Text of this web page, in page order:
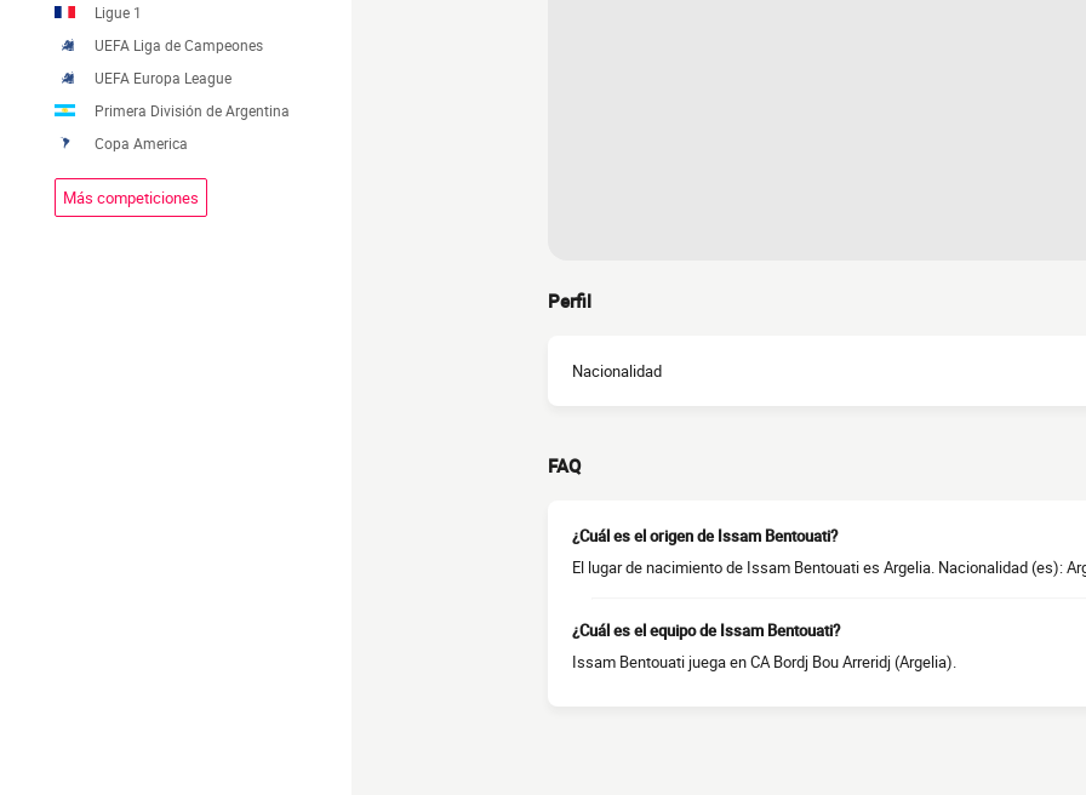
Ligue 1
UEFA Liga de Campeones
UEFA Europa League
Primera División de Argentina
Copa America
Más competiciones
Perfil
Nacionalidad
FAQ
¿Cuál es el origen de Issam Bentouati?
El lugar de nacimiento de Issam Bentouati es Argelia. Nacionalidad (es):
¿Cuál es el equipo de Issam Bentouati?
Issam Bentouati juega en CA Bordj Bou Arreridj (Argelia).